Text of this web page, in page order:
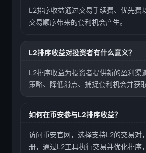
L2排序收益通过交易手续费、优先费
交易顺序带来的套利机会产生。
L2排序收益对投资者有什么意义？
L2排序收益为投资者提供新的盈利渠
策略、降低滑点、捕捉套利机会并获
如何在币安参与L2排序收益？
访问币安官网，选择支持L2的交易对
册，通过L2工具执行交易并优化排序